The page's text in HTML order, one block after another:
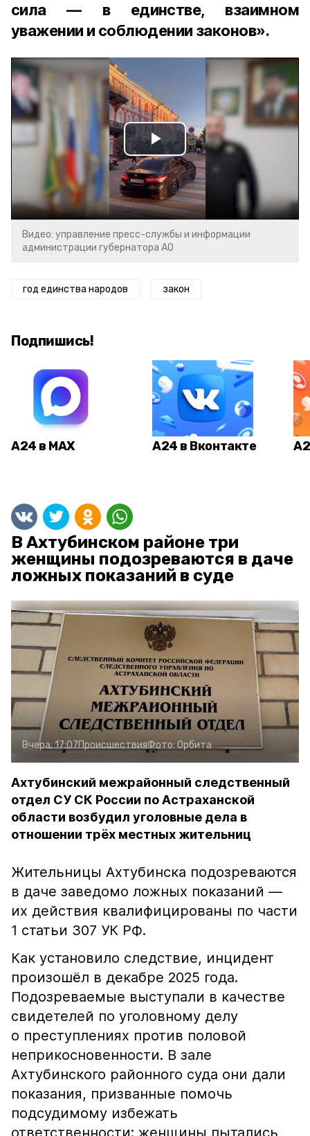
сила — в единстве, взаимном
уважении и соблюдении законов».
Play
Video
Видео: управление пресс-службы и информации
администрации губернатора АО
год единства народов закон
Подпишись!
А24 в MAX А24 в Вконтакте
В Ахтубинском районе три
женщины подозреваются в даче
ложных показаний в суде
Вчера, 17:07ПроисшествияФото:Орбита
Ахтубинский межрайонный следственный
отдел СУ СК России по Астраханской
области возбудил уголовные дела в
отношении трёх местных жительниц
Жительницы Ахтубинска подозреваются
в даче заведомо ложных показаний —
их действия квалифицированы по части
1 статьи 307 УК РФ.
Как установило следствие, инцидент
произошёл в декабре 2025 года.
Подозреваемые выступали в качестве
свидетелей по уголовному делу
о преступлениях против половой
неприкосновенности. В зале
Ахтубинского районного суда они дали
показания, призванные помочь
подсудимому избежать
ответственности: женщины пытались